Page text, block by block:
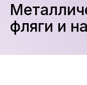
фляги и